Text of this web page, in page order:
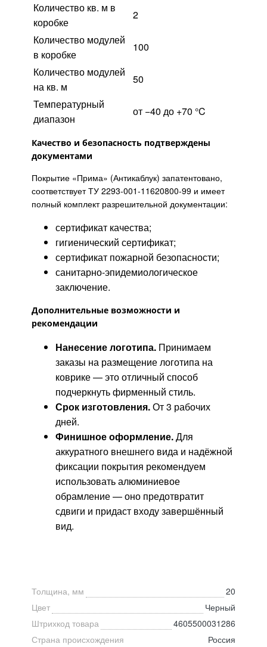
Количество кв. м в
коробке
2
Количество модулей
в коробке
100
Количество модулей
на кв. м
50
Температурный
диапазон
от −40 до +70 °C
Качество и безопасность подтверждены
документами
Покрытие «Прима» (Антикаблук) запатентовано,
соответствует ТУ 2293‑001‑11620800‑99 и имеет
полный комплект разрешительной документации:
сертификат качества;
гигиенический сертификат;
сертификат пожарной безопасности;
санитарно‑эпидемиологическое
заключение.
Дополнительные возможности и
рекомендации
Нанесение логотипа. Принимаем
заказы на размещение логотипа на
коврике — это отличный способ
подчеркнуть фирменный стиль.
Срок изготовления.От 3 рабочих
дней.
Финишное оформление.Для
аккуратного внешнего вида и надёжной
фиксации покрытия рекомендуем
использовать алюминиевое
обрамление — оно предотвратит
сдвиги и придаст входу завершённый
вид.
Толщина, мм
20
Цвет
Черный
Штрихкод товара
4605500031286
Страна происхождения
Россия